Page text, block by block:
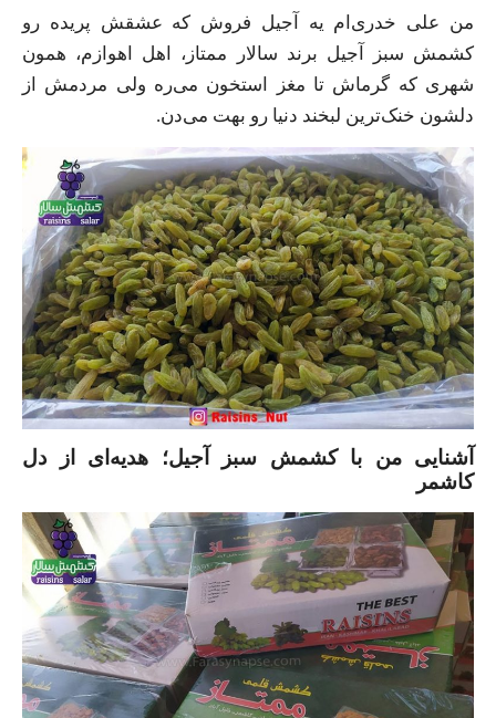
من علی خدری‌ام یه آجیل فروش که عشقش پریده رو
کشمش سبز آجیل برند سالار ممتاز، اهل اهوازم، همون
شهری که گرماش تا مغز استخون می‌ره ولی مردمش از
دلشون خنک‌ترین لبخند دنیا رو بهت می‌دن.
آشنایی من با کشمش سبز آجیل؛ هدیه‌ای از دل
کاشمر